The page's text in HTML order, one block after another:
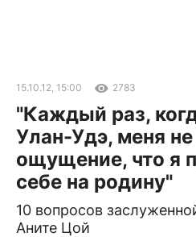
15.10.12, 15:00 2783
"Каждый раз,
Улан-Удэ, меня
ощущение, что я
себе на родину"
10 вопросов
Аните Цой